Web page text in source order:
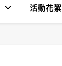
活動花絮